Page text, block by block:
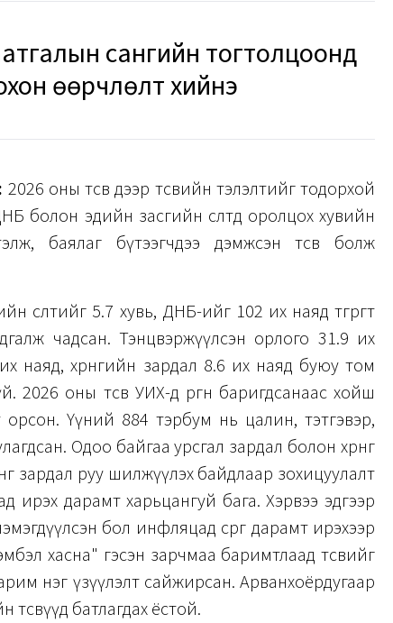
сангийн тогтолцоонд
өөрчлөлт хийнэ
2026 оны төсөв дээр төсвийн тэлэлтийг тодорхой
болон эдийн засгийн өсөлтөд оролцох хувийн
баялаг бүтээгчдээ дэмжсэн төсөв болж
өсөлтийг 5.7 хувь, ДНБ-ийг 102 их наяд төгрөгт
чадсан. Тэнцвэржүүлсэн орлого 31.9 их
наяд, хөрөнгийн зардал 8.6 их наяд буюу том
2026 оны төсөв УИХ-д өргөн баригдсанаас хойш
орсон. Үүний 884 тэрбум нь цалин, тэтгэвэр,
Одоо байгаа урсгал зардал болон хөрөнгө
зардал руу шилжүүлэх байдлаар зохицуулалт
ирэх дарамт харьцангуй бага. Хэрвээ эдгээр
бол инфляцад сөрөг дарамт ирэхээр
хасна" гэсэн зарчмаа баримтлаад төсвийг
нэг үзүүлэлт сайжирсан. Арванхоёрдугаар
батлагдах ёстой.